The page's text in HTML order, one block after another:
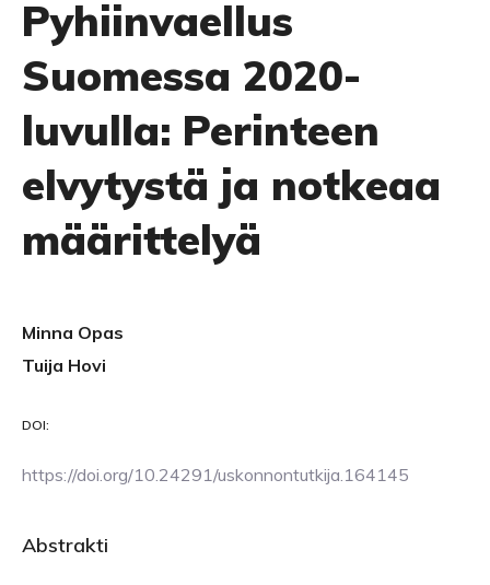
Pyhiinvaellus
Suomessa 2020-
luvulla: Perinteen
elvytystä ja notkeaa
määrittelyä
Minna Opas
Tuija Hovi
DOI:
https://doi.org/10.24291/uskonnontutkija.164145
Abstrakti